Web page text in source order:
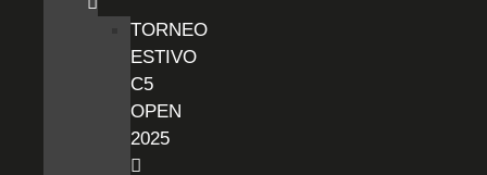
TORNEO
ESTIVO
C5
OPEN
2025